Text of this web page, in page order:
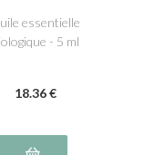
essentielle
- 5 ml
18.36 €